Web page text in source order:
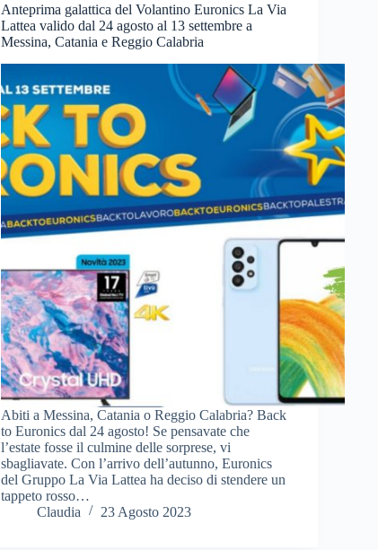
Anteprima galattica del Volantino Euronics La Via
Lattea valido dal 24 agosto al 13 settembre a
Messina, Catania e Reggio Calabria
Abiti a Messina, Catania o Reggio Calabria? Back
to Euronics dal 24 agosto! Se pensavate che
l’estate fosse il culmine delle sorprese, vi
sbagliavate. Con l’arrivo dell’autunno, Euronics
del Gruppo La Via Lattea ha deciso di stendere un
tappeto rosso…
Claudia
23 Agosto 2023